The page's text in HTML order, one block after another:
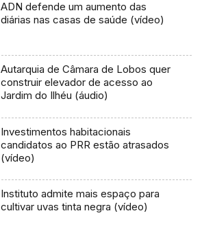
ADN defende um aumento das
diárias nas casas de saúde (vídeo)
Autarquia de Câmara de Lobos quer
construir elevador de acesso ao
Jardim do Ilhéu (áudio)
Investimentos habitacionais
candidatos ao PRR estão atrasados
(vídeo)
Instituto admite mais espaço para
cultivar uvas tinta negra (vídeo)